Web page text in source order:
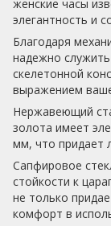
женские часы
элегантность и
Благодаря
надежно
скелетонной
выражением
Нержавеющий
золота имеет
мм, что придает
Сапфировое
стойкости к
не только
комфорт в